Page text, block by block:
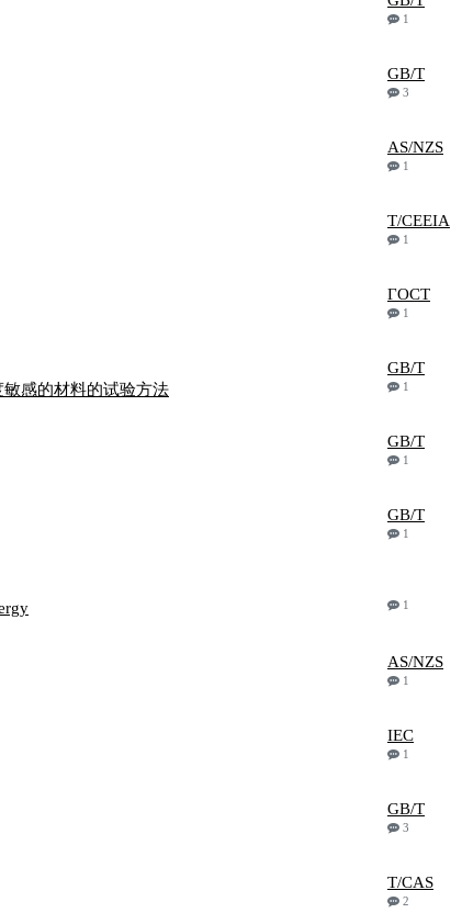
1
GB/T
3
AS/NZS
1
T/CEEIA
1
ГОСТ
1
GB/T
感的材料的试验方法
1
GB/T
1
GB/T
1
1
AS/NZS
1
IEC
1
GB/T
3
T/CAS
2